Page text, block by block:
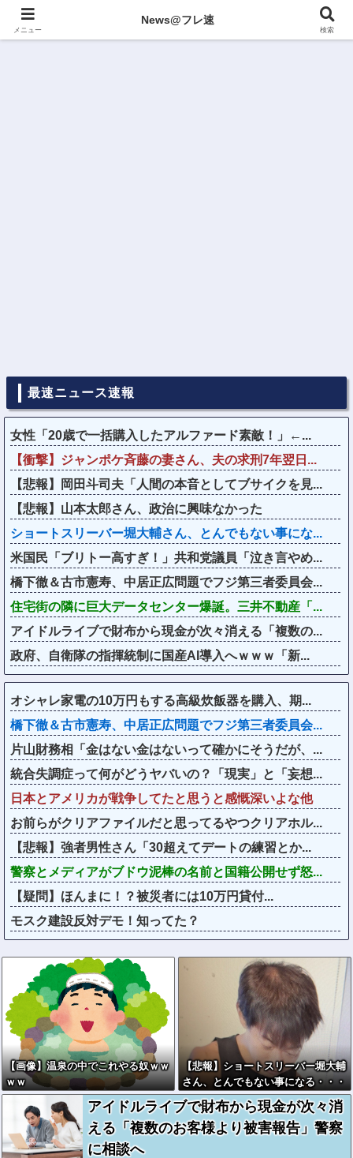
最速ニュース速報
女性「20歳で一括購入したアルファード素敵！」←...
【衝撃】ジャンポケ斉藤の妻さん、夫の求刑7年翌日...
【悲報】岡田斗司夫「人間の本音としてブサイクを見...
【悲報】山本太郎さん、政治に興味なかった
ショートスリーバー堀大輔さん、とんでもない事にな...
米国民「ブリトー高すぎ！」共和党議員「泣き言やめ...
橋下徹＆古市憲寿、中居正広問題でフジ第三者委員会...
住宅街の隣に巨大データセンター爆誕。三井不動産「...
アイドルライブで財布から現金が次々消える「複数の...
政府、自衛隊の指揮統制に国産AI導入へｗｗｗ「新...
オシャレ家電の10万円もする高級炊飯器を購入、期...
橋下徹＆古市憲寿、中居正広問題でフジ第三者委員会...
片山財務相「金はない金はないって確かにそうだが、...
統合失調症って何がどうヤバいの？「現実」と「妄想...
日本とアメリカが戦争してたと思うと感慨深いよな他
お前らがクリアファイルだと思ってるやつクリアホル...
【悲報】強者男性さん「30超えてデートの練習とか...
警察とメディアがブドウ泥棒の名前と国籍公開せず怒...
【疑問】ほんまに！？被災者には10万円貸付...
モスク建設反対デモ！知ってた？
【画像】温泉の中でこれやる奴ｗｗ
ｗｗ
【悲報】ショートスリーバー堀大輔
さん、とんでもない事になる・・・
アイドルライブで財布から現金が次々消
える「複数のお客様より被害報告」警察
に相談へ
メニュー
News@フレ速
検索